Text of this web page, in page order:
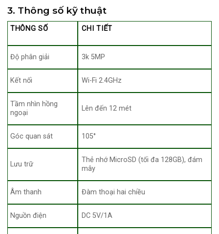
3. Thông số kỹ thuật
THÔNG SỐ CHI TIẾT
Độ phân giải 3k 5MP
Kết nối Wi-Fi 2.4GHz
Tầm nhìn hồng
ngoại
Lên đến 12 mét
Góc quan sát 105°
Lưu trữ
Thẻ nhớ MicroSD (tối đa 128GB), đám
mây
Âm thanh Đàm thoại hai chiều
Nguồn điện DC 5V/1A